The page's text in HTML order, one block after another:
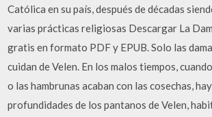
Católica en su país, después de décadas
varias prácticas religiosas Descargar La
gratis en formato PDF y EPUB. Solo las
cuidan de Velen. En los malos tiempos,
o las hambrunas acaban con las cosechas,
profundidades de los pantanos de Velen,